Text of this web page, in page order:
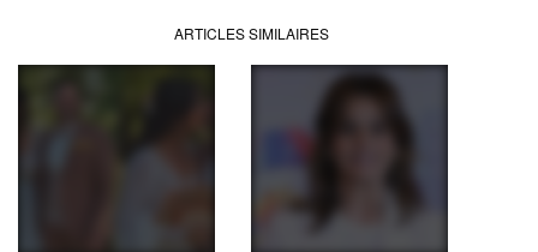
ARTICLES SIMILAIRES